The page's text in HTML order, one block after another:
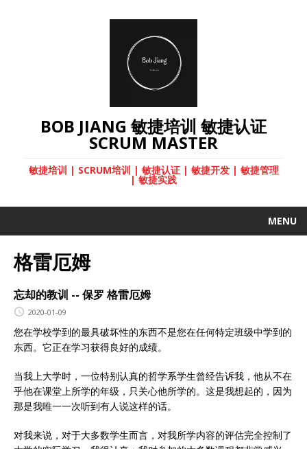
BOB JIANG 敏捷培训 敏捷认证
SCRUM MASTER
敏捷培训 | SCRUM培训 | 敏捷认证 | 敏捷开发 | 敏捷管理
| 敏捷实践
MENU
格雷厄姆
忘却的教训 -- 保罗 格雷厄姆
2020-01-09
您在学校学到的最具破坏性的东西不是您在任何特定班级中学到的
东西。它正在学习获得良好的成绩。
当我上大学时，一位特别认真的哲学系学生曾经告诉我，他从不在
乎他在课堂上所学的年级，只关心他所学的。这是我想起的，因为
那是我唯一一次听到有人说这样的话。
对我来说，对于大多数学生而言，对我所学内容的评估完全控制了